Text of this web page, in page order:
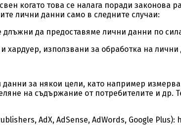
когато това се налага поради законова
лични данни само в следните случаи:
да предоставяме лични данни по
хардуер, използвани за обработка на
данни за някои цели, като например
на съдържание от потребителите и др.
AdX, AdSense, AdWords, Google